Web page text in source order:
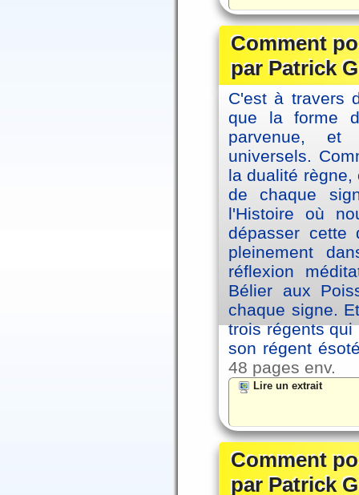
Comment
par Patrick
C'est à travers
que la forme
parvenue, et
universels.
la dualité
de chaque
l'Histoire où
dépasser cette
pleinement
réflexion
Bélier aux
chaque signe.
trois régents
son régent
48 pages env.
Lire un extrait
Comment
par Patrick